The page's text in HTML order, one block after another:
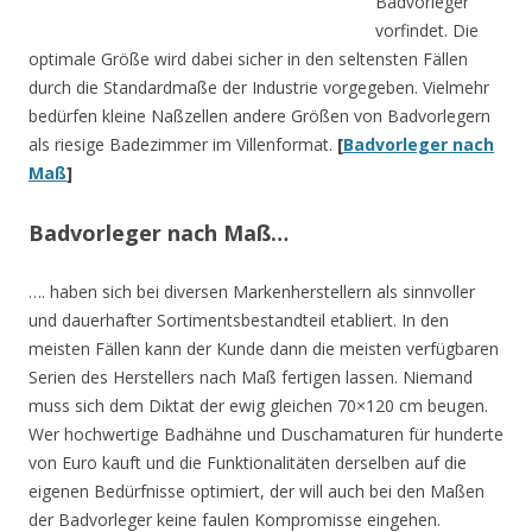
vorfindet. Die
optimale Größe wird dabei sicher in den seltensten Fällen
durch die Standardmaße der Industrie vorgegeben. Vielmehr
bedürfen kleine Naßzellen andere Größen von Badvorlegern
als riesige Badezimmer im Villenformat. [Badvorleger nach
Maß]
Badvorleger nach Maß…
…. haben sich bei diversen Markenherstellern als sinnvoller
und dauerhafter Sortimentsbestandteil etabliert. In den
meisten Fällen kann der Kunde dann die meisten verfügbaren
Serien des Herstellers nach Maß fertigen lassen. Niemand
muss sich dem Diktat der ewig gleichen 70×120 cm beugen.
Wer hochwertige Badhähne und Duschamaturen für hunderte
von Euro kauft und die Funktionalitäten derselben auf die
eigenen Bedürfnisse optimiert, der will auch bei den Maßen
der Badvorleger keine faulen Kompromisse eingehen.